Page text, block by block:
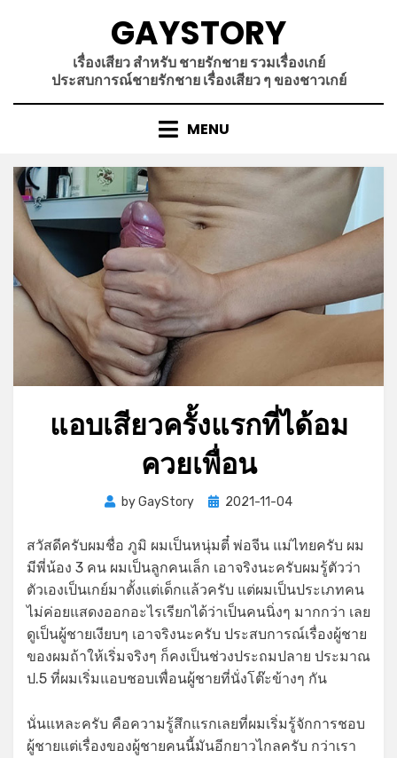
GAYSTORY
เรื่องเสียว สำหรับ ชายรักชาย รวมเรื่องเกย์
ประสบการณ์ชายรักชาย เรื่องเสียว ๆ ของชาวเกย์
MENU
แอบเสียวครั้งแรกที่ได้อม
ควยเพื่อน
byGayStory
Posted
2021-11-04
สวัสดีครับผมชื่อ ภูมิ ผมเป็นหนุ่มตี๋ พ่อจีน แม่ไทยครับ ผม
มีพี่น้อง 3 คน ผมเป็นลูกคนเล็ก เอาจริงนะครับผมรู้ตัวว่า
ตัวเองเป็นเกย์มาตั้งแต่เด็กแล้วครับ แต่ผมเป็นประเภทคน
ไม่ค่อยแสดงออกอะไรเรียกได้ว่าเป็นคนนิ่งๆ มากกว่า เลย
ดูเป็นผู้ชายเงียบๆ เอาจริงนะครับ ประสบการณ์เรื่องผู้ชาย
ของผมถ้าให้เริ่มจริงๆ ก็คงเป็นช่วงประถมปลาย ประมาณ
ป.5 ที่ผมเริ่มแอบชอบเพื่อนผู้ชายที่นั่งโต๊ะข้างๆ กัน
นั่นแหละครับ คือความรู้สึกแรกเลยที่ผมเริ่มรู้จักการชอบ
ผู้ชายแต่เรื่องของผู้ชายคนนี้มันอีกยาวไกลครับ กว่าเรา